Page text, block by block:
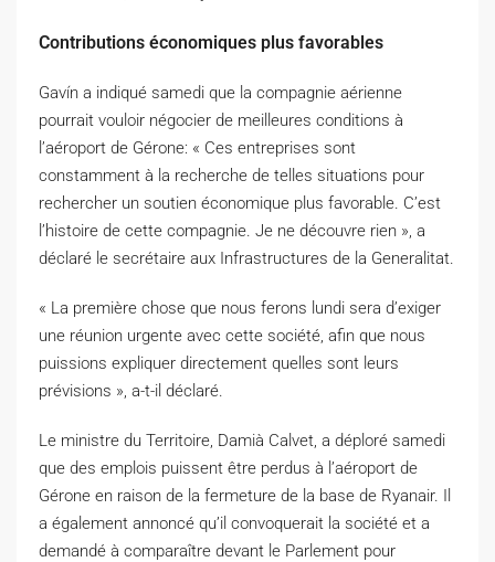
Contributions économiques plus favorables
Gavín a indiqué samedi que la compagnie aérienne
pourrait vouloir négocier de meilleures conditions à
l’aéroport de Gérone: « Ces entreprises sont
constamment à la recherche de telles situations pour
rechercher un soutien économique plus favorable. C’est
l’histoire de cette compagnie. Je ne découvre rien », a
déclaré le secrétaire aux Infrastructures de la Generalitat.
« La première chose que nous ferons lundi sera d’exiger
une réunion urgente avec cette société, afin que nous
puissions expliquer directement quelles sont leurs
prévisions », a-t-il déclaré.
Le ministre du Territoire, Damià Calvet, a déploré samedi
que des emplois puissent être perdus à l’aéroport de
Gérone en raison de la fermeture de la base de Ryanair. Il
a également annoncé qu’il convoquerait la société et a
demandé à comparaître devant le Parlement pour